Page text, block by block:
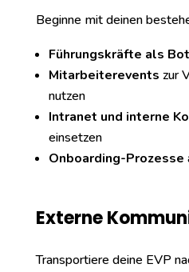
Beginne mit deinen
Führungskräfte als
Mitarbeiterevents zur
nutzen
Intranet und interne
einsetzen
Onboarding-Prozesse
Externe
Transportiere deine EVP